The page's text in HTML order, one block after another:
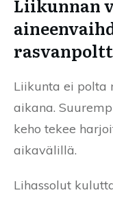
Liikunnan
Liikunta ei polta
aikana.
keho tekee
aikavälillä.
Lihassolut